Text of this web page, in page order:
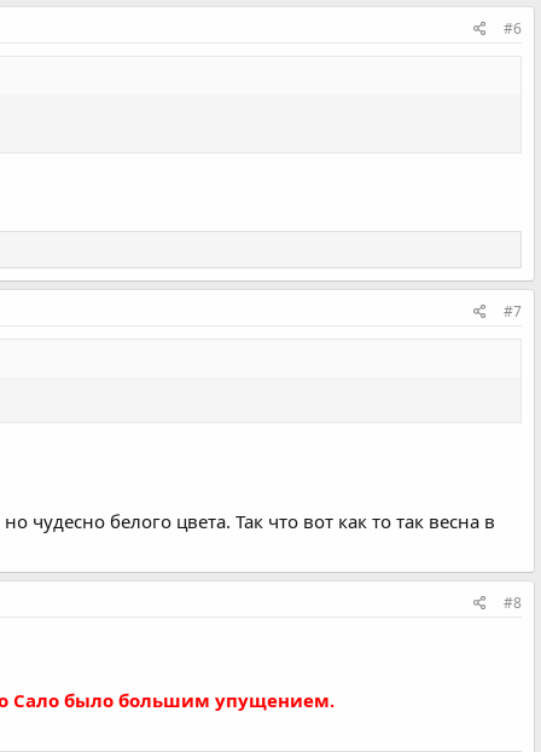
#6
#7
чудесно белого цвета. Так что вот как то так весна в
#8
Сало было большим упущением.